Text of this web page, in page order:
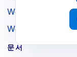
Webpage to PDF
WebSniply
문서